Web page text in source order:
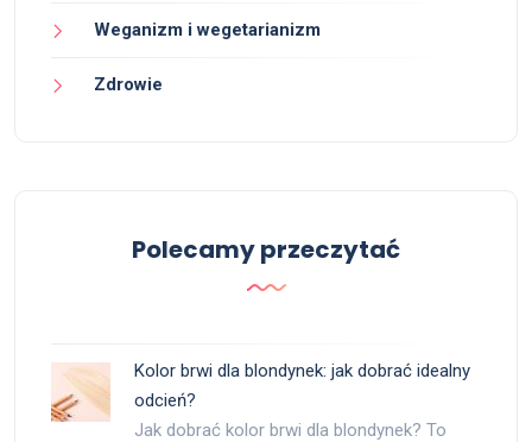
Weganizm i wegetarianizm
Zdrowie
Polecamy przeczytać
Kolor brwi dla blondynek: jak dobrać idealny
odcień?
Jak dobrać kolor brwi dla blondynek? To